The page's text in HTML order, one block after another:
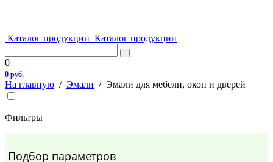
Каталог продукции Каталог продукции
0
0 руб.
На главную / Эмали / Эмали для мебели, окон и дверей
Фильтры
Подбор параметров